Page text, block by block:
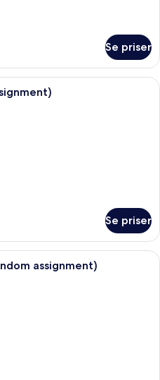
Se priser
Ett litet rum med en våningssäng,
Se priser
Ett hotellrum med en säng, en
assignment)